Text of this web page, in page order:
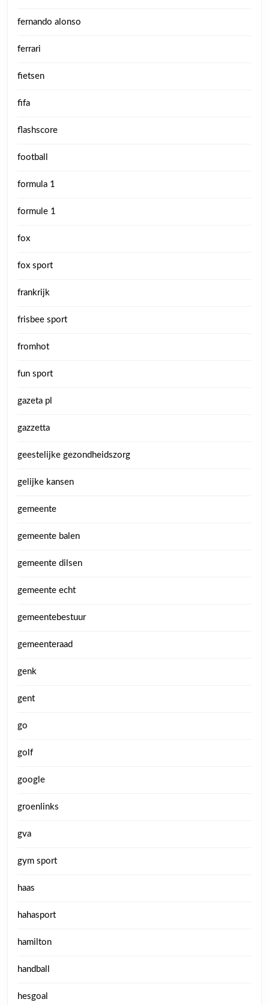
fernando alonso
ferrari
fietsen
fifa
flashscore
football
formula 1
formule 1
fox
fox sport
frankrijk
frisbee sport
fromhot
fun sport
gazeta pl
gazzetta
geestelijke gezondheidszorg
gelijke kansen
gemeente
gemeente balen
gemeente dilsen
gemeente echt
gemeentebestuur
gemeenteraad
genk
gent
go
golf
google
groenlinks
gva
gym sport
haas
hahasport
hamilton
handball
hesgoal